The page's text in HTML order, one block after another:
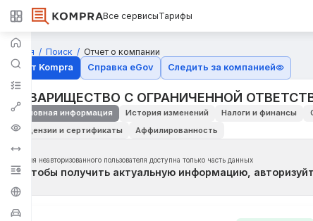
Все сервисыТарифы
Главная Поиск
Отчет о компании
Отчёт Kompra
Справка eGov Следить за компанией
ТОВАРИЩЕСТВО С ОГРАНИЧЕННОЙ
Основная информация История изменений Налоги и финансы
Лицензии и сертификаты
Аффилированность
Для неавторизованного пользователя доступна только часть данных
Чтобы получить актуальную информацию,